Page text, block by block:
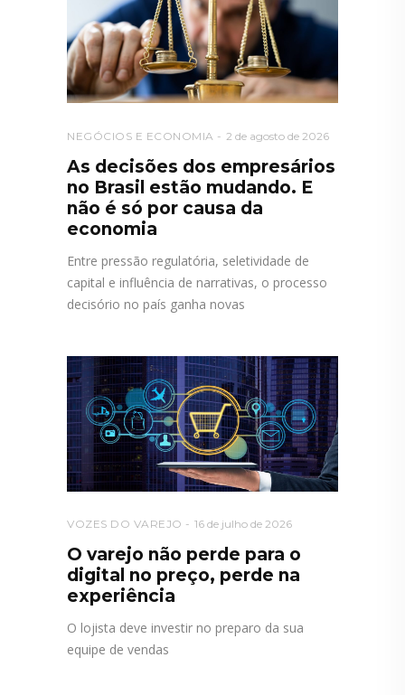
NEGÓCIOS E ECONOMIA 2 de agosto de 2026
As decisões dos empresários
no Brasil estão mudando. E
não é só por causa da
economia
Entre pressão regulatória, seletividade de
capital e influência de narrativas, o processo
decisório no país ganha novas
VOZES DO VAREJO 16 de julho de 2026
O varejo não perde para o
digital no preço, perde na
experiência
O lojista deve investir no preparo da sua
equipe de vendas